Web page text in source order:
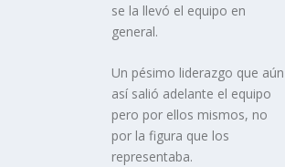
se la llevó el equipo en
general.
Un pésimo liderazgo que aún
así salió adelante el equipo
pero por ellos mismos, no
por la figura que los
representaba.